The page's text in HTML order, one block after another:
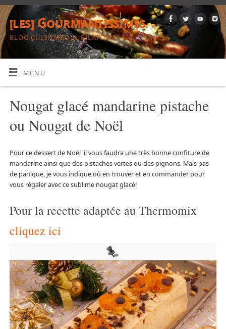
[les] Gourmantissimes
BLOG CULINARIO-JUBILATOIRE
MENU
Nougat glacé mandarine pistache
ou Nougat de Noël
Pour ce dessert de Noël il vous faudra une très bonne confiture de
mandarine ainsi que des pistaches vertes ou des pignons. Mais pas
de panique, je vous indique où en trouver et en commander pour
vous régaler avec ce sublime nougat glacé!
Pour la recette adaptée au Thermomix
cliquez ici